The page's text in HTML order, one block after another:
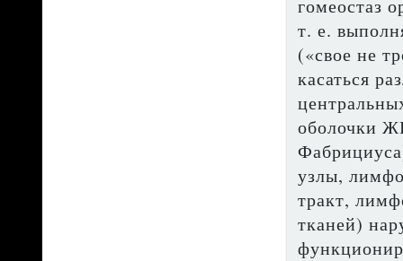
гомеостаз
т. е.
(«свое не
касаться
оболочки
узлы,
тракт,
тканей)